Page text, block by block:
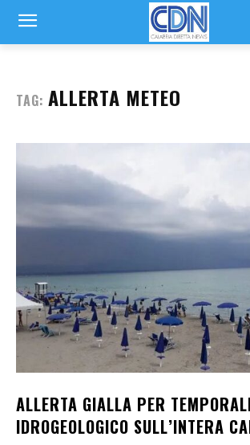
TAG: ALLERTA METEO
ALLERTA GIALLA PER
IDROGEOLOGICO SULL’INTERA